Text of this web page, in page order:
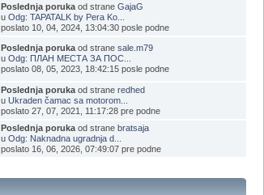
Poslednja poruka od straneGajaG
uOdg: TAPATALK by Pera Ko...
poslato 10, 04, 2024, 13:04:30 posle podne
Poslednja poruka od stranesale.m79
uOdg: ПЛАН МЕСТА ЗА ПОС...
poslato 08, 05, 2023, 18:42:15 posle podne
Poslednja poruka od straneredhed
uUkraden čamac sa motorom...
poslato 27, 07, 2021, 11:17:28 pre podne
Poslednja poruka od stranebratsaja
uOdg: Naknadna ugradnja d...
poslato 16, 06, 2026, 07:49:07 pre podne